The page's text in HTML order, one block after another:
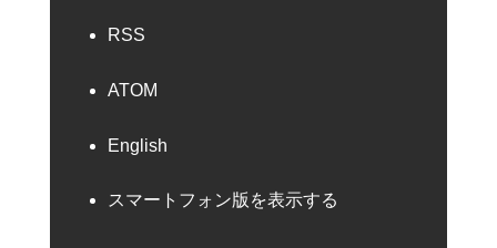
RSS
ATOM
English
スマートフォン版を表示する